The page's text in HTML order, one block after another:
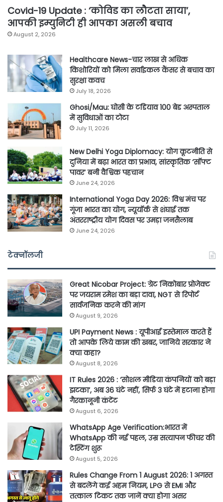
Covid-19 Update : ‘कोविड का लौटता साया’,
आपकी इम्युनिटी ही आपका असली बचाव
August 2, 2026
Healthcare News-चार लाख से अधिक
किशोरियों को मिला सर्वाइकल कैंसर से बचाव का
सुरक्षा कवच
July 18, 2026
Ghosi/Mau: घोसी के टडियाव 100 बेड अस्पताल
में सुविधाओं का टोटा
July 11, 2026
New Delhi Yoga Diplomacy: योग कूटनीति से
दुनिया में बढ़ा भारत का प्रभाव, सांस्कृतिक ‘सॉफ्ट
पावर’ बनी वैश्विक पहचान
June 24, 2026
International Yoga Day 2026: विश्व मंच पर
गूंजा भारत का योग, न्यूयॉर्क से शंघाई तक
अंतरराष्ट्रीय योग दिवस पर उमड़ा जनसैलाब
June 24, 2026
टेक्नॉलजी
Great Nicobar Project: ग्रेट निकोबार प्रोजेक्ट
पर जयराम रमेश का बड़ा दावा, NGT से रिपोर्ट
सार्वजनिक करने की मांग
August 9, 2026
UPI Payment News : यूपीआई इस्तेमाल करते हैं
तो आपके लिये काम की खबर, जानिये सरकार ने
क्या कहा?
August 8, 2026
IT Rules 2026 : ‘सोशल मीडिया कंपनियों को बड़ा
झटका’, अब 36 घंटे नहीं, सिर्फ 3 घंटे में हटाना होगा
गैरकानूनी कंटेंट
August 6, 2026
WhatsApp Age Verification:भारत में
WhatsApp की नई पहल, उम्र सत्यापन फीचर की
टेस्टिंग शुरू
August 5, 2026
Rules Change From 1 August 2026: 1 अगस्त
से बदलेंगे कई अहम नियम, LPG से EMI और
तत्काल टिकट तक जानें क्या होगा असर